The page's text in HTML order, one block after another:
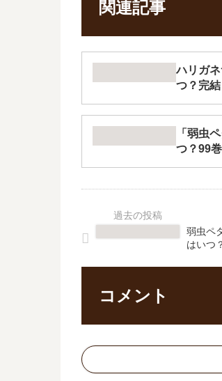
関連記事
ハリガ
つ？完
「弱虫
つ？99
弱虫ペ
はいつ
コメント